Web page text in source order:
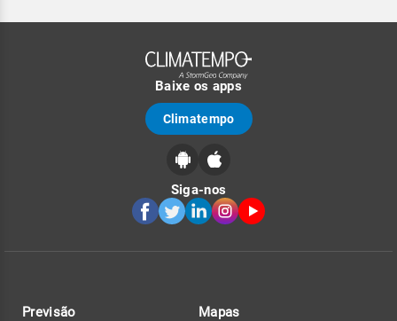
Baixe os apps
Climatempo
Siga-nos
Previsão Mapas